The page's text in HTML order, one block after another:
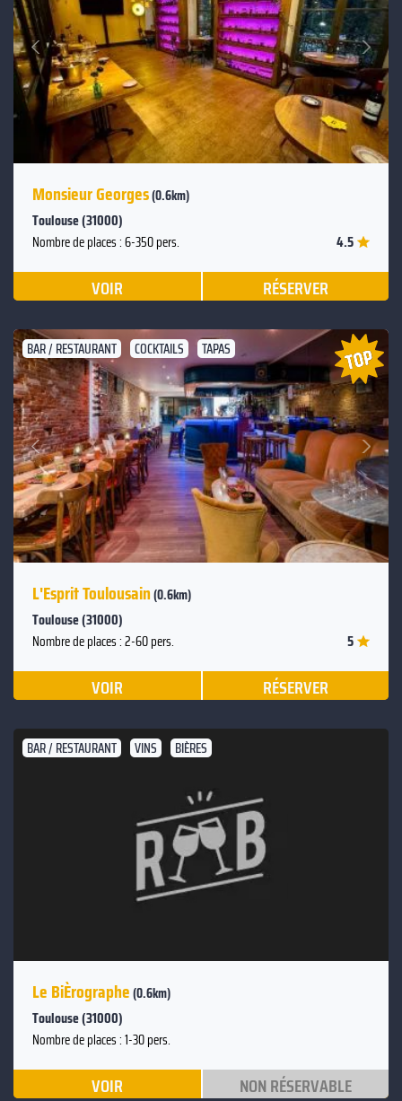
Précédent
Suivant
Monsieur Georges(0.6km)
Toulouse (31000)
Nombre de places : 6-350 pers. 4.5
VOIR RÉSERVER
BAR / RESTAURANT COCKTAILS TAPAS
Précédent
Suivant
L'Esprit Toulousain(0.6km)
Toulouse (31000)
Nombre de places : 2-60 pers. 5
VOIR RÉSERVER
BAR / RESTAURANT VINS BIÈRES
Le BiÈrographe(0.6km)
Toulouse (31000)
Nombre de places : 1-30 pers.
VOIR NON RÉSERVABLE